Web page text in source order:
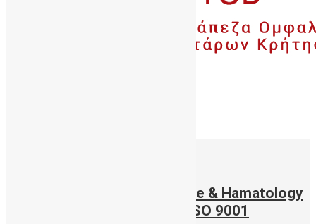
Public Cord Blood Bank Crete & Hamatology
Clinic successfully acquire ISO 9001